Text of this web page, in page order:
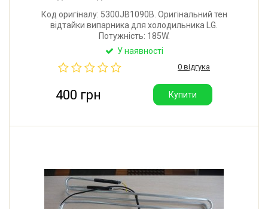
Код оригіналу: 5300JB1090B. Оригінальний тен
відтайки випарника для холодильника LG.
Потужність: 185W.
У наявності
0 відгука
400 грн Купити